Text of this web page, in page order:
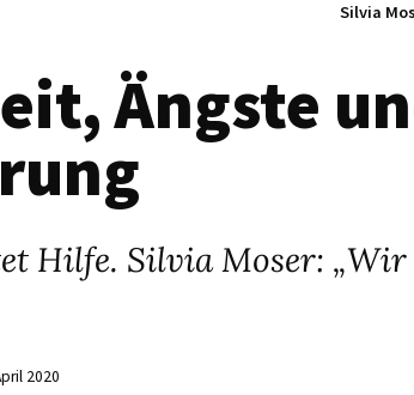
Silvia
Ängste
Hilfe. Silvia Moser:
2020